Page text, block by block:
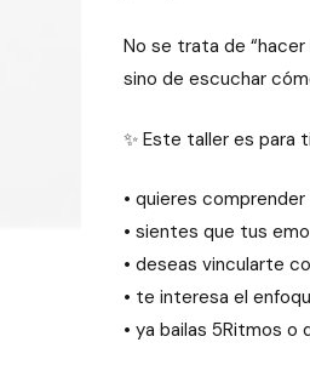
No se trata de “hacer
sino de escuchar
✨ Este taller es para
•⁠ ⁠quieres
•⁠ ⁠sientes que tus
•⁠ ⁠deseas vincularte
•⁠ ⁠te interesa el
•⁠ ⁠ya bailas 5Ritmos o